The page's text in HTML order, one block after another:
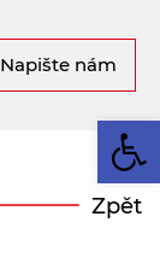
Napište nám
Zpět